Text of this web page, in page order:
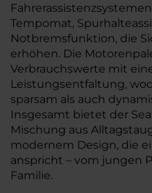
Tempomat,
Notbremsfunktion, die
erhöhen. Die
Verbrauchswerte mit
Leistungsentfaltung,
sparsam als auch
Insgesamt bietet der
Mischung aus
modernem Design, die
anspricht – vom jungen
Familie.